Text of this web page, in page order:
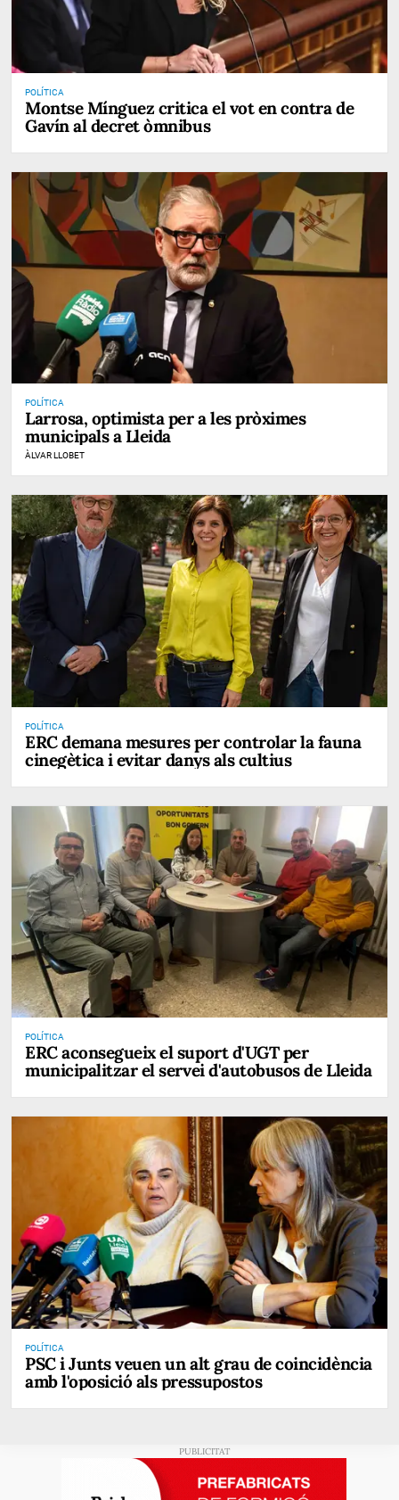
POLÍTICA
Montse Mínguez critica el vot en contra de
Gavín al decret òmnibus
POLÍTICA
Larrosa, optimista per a les pròximes
municipals a Lleida
ÀLVAR LLOBET
POLÍTICA
ERC demana mesures per controlar la fauna
cinegètica i evitar danys als cultius
POLÍTICA
ERC aconsegueix el suport d'UGT per
municipalitzar el servei d'autobusos de Lleida
POLÍTICA
PSC i Junts veuen un alt grau de coincidència
amb l'oposició als pressupostos